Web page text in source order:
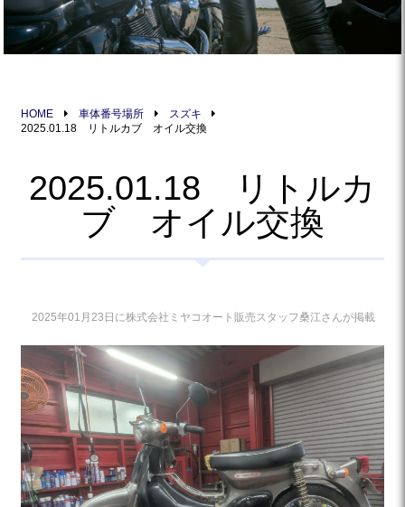
HOME 車体番号場所
スズキ
2025.01.18 リトルカブ オイル交換
2025.01.18 リトルカ
ブ オイル交換
2025年01月23日に株式会社ミヤコオート販売スタッフ桑江さんが掲載